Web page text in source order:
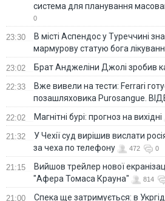
система для планування
0
23:30
В місті Аспендос у Туреччині
мармурову статую бога
23:02 Брат Анджеліни Джолі зробив
22:33
Вже вивели на тести: Ferrari
позашляховика Purosangue.
22:02 Магнітні бурі: прогноз на вихідні
21:32
У Чехії суд вирішив вислати
за чеха по телефону
472 0
21:15
Вийшов трейлер нової
"Афера Томаса Крауна"
814
21:00
Спека ще затримується: в